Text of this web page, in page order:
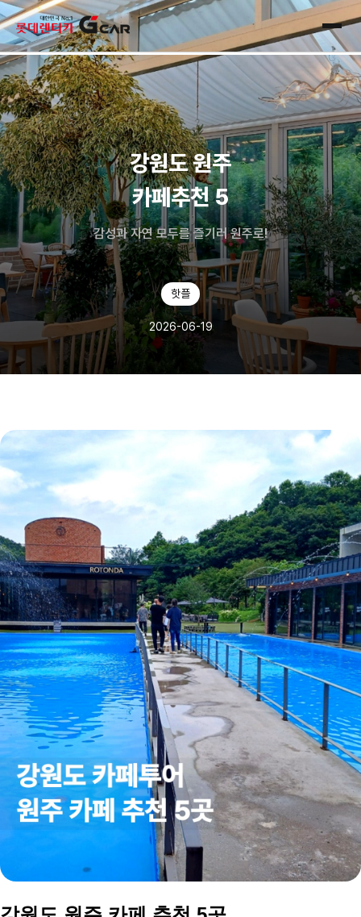
skip navigation
전체
강원도 원주
카페추천 5
감성과 자연 모두를 즐기러 원주로!
핫플
2026-06-19